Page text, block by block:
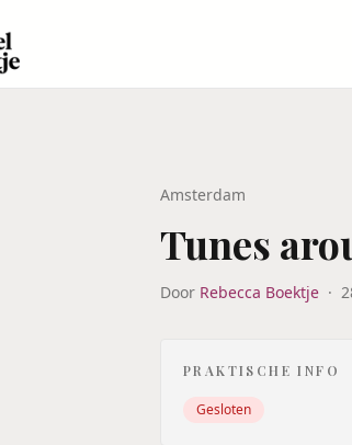
Amsterdam
Tunes
Door Rebecca Boektje ·
PRAKTISCHE INFO
Gesloten